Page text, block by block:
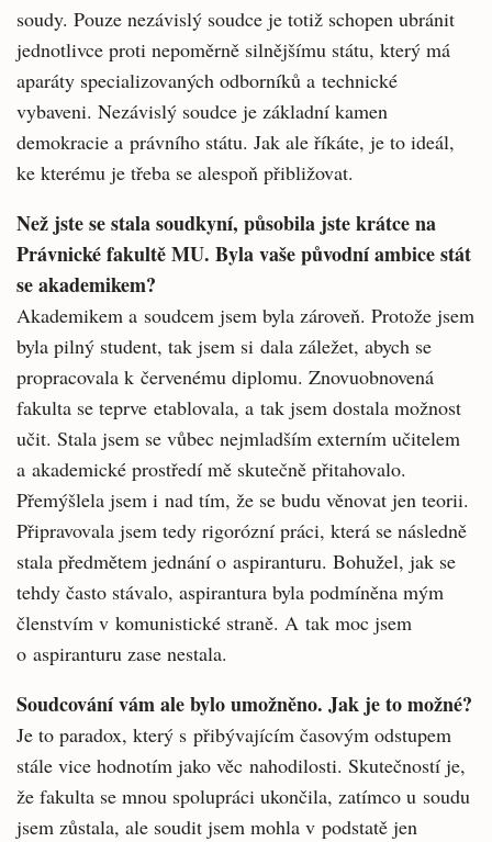
soudy. Pouze nezávislý soudce je totiž schopen ubránit
jednotlivce proti nepoměrně silnějšímu státu, který má
aparáty specializovaných odborníků a technické
vybaveni. Nezávislý soudce je základní kamen
demokracie a právního státu. Jak ale říkáte, je to ideál,
ke kterému je třeba se alespoň přibližovat.
Než jste se stala soudkyní, působila jste krátce na
Právnické fakultě MU. Byla vaše původní ambice stát
se akademikem?
Akademikem a soudcem jsem byla zároveň. Protože jsem
byla pilný student, tak jsem si dala záležet, abych se
propracovala k červenému diplomu. Znovuobnovená
fakulta se teprve etablovala, a tak jsem dostala možnost
učit. Stala jsem se vůbec nejmladším externím učitelem
a akademické prostředí mě skutečně přitahovalo.
Přemýšlela jsem i nad tím, že se budu věnovat jen teorii.
Připravovala jsem tedy rigorózní práci, která se následně
stala předmětem jednání o aspiranturu. Bohužel, jak se
tehdy často stávalo, aspirantura byla podmíněna mým
členstvím v komunistické straně. A tak moc jsem
o aspiranturu zase nestala.
Soudcování vám ale bylo umožněno. Jak je to možné?
Je to paradox, který s přibývajícím časovým odstupem
stále vice hodnotím jako věc nahodilosti. Skutečností je,
že fakulta se mnou spolupráci ukončila, zatímco u soudu
jsem zůstala, ale soudit jsem mohla v podstatě jen